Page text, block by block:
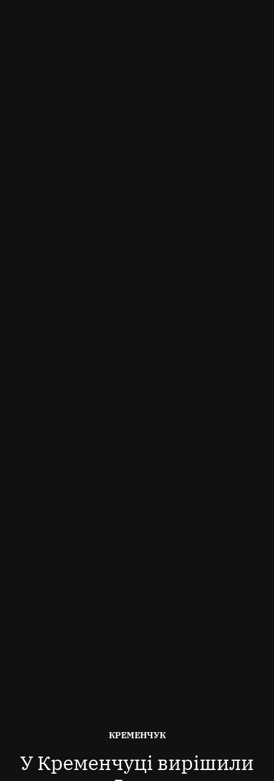
ОПУБЛІКОВАНО
КРЕМЕНЧУК
У Кременчуці вирішили